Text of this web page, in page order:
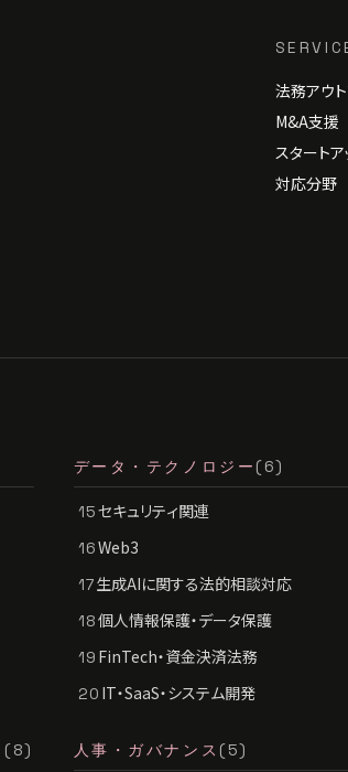
法務アウ
M&A支援
スタート
対応分野
(8)
データ・テクノロジー (6)
15セキュリティ関連
16Web3
17生成AIに関する法的相談対応
18個人情報保護・データ保護
19 FinTech・資金決済法務
20 IT・SaaS・システム開発
人事・ガバナンス (5)